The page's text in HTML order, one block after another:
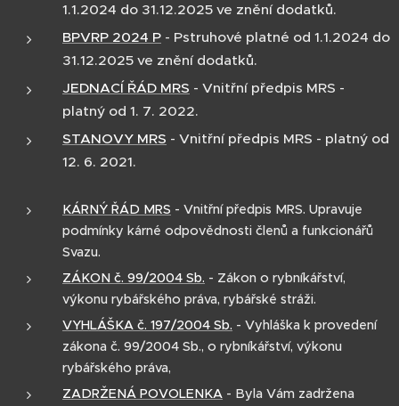
1.1.2024 do 31.12.2025 ve znění dodatků.
BPVRP 2024 P - Pstruhové platné od 1.1.2024 do
31.12.2025 ve znění dodatků.
JEDNACÍ ŘÁD MRS - Vnitřní předpis MRS -
platný od 1. 7. 2022.
STANOVY MRS - Vnitřní předpis MRS - platný od
12. 6. 2021.
KÁRNÝ ŘÁD MRS - Vnitřní předpis MRS. Upravuje
podmínky kárné odpovědnosti členů a funkcionářů
Svazu.
ZÁKON č. 99/2004 Sb. - Zákon o rybníkářství,
výkonu rybářského práva, rybářské stráži.
VYHLÁŠKA č. 197/2004 Sb. - Vyhláška k provedení
zákona č. 99/2004 Sb., o rybníkářství, výkonu
rybářského práva,
ZADRŽENÁ POVOLENKA - Byla Vám zadržena